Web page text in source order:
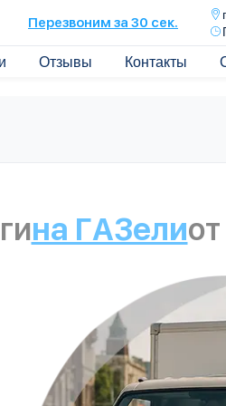
Перезвоним за 30 сек.
Отзывы Контакты
на ГАЗели